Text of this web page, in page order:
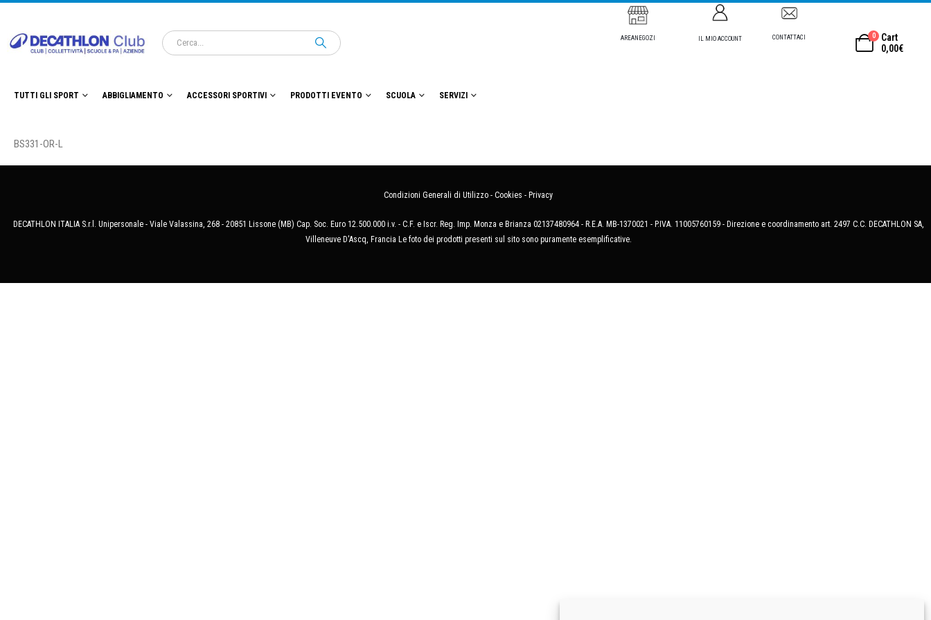
AREANEGOZI IL MIO ACCOUNT CONTATTACI 0
Cart
0,00€
TUTTI GLI SPORT ABBIGLIAMENTO ACCESSORI SPORTIVI PRODOTTI EVENTO SCUOLA SERVIZI
BS331-OR-L
Condizioni Generali di Utilizzo - Cookies - Privacy
DECATHLON ITALIA S.r.l. Unipersonale - Viale Valassina, 268 - 20851 Lissone (MB) Cap. Soc. Euro 12.500.000 i.v. - C.F. e Iscr. Reg. Imp. Monza e Brianza 02137480964 - R.E.A. MB-1370021 - P.IVA. 11005760159 - Direzione e coordinamento art. 2497 C.C. DECATHLON SA,
Villeneuve D'Ascq, Francia Le foto dei prodotti presenti sul sito sono puramente esemplificative.